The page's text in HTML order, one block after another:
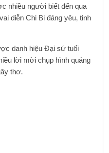
nhiều người biết đến qua
diễn Chi Bi đáng yêu, tinh
danh hiệu Đại sứ tuổi
lời mời chụp hình quảng
thơ.